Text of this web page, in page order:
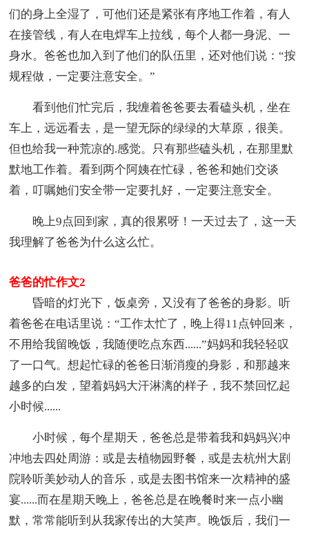
们的身上全湿了，可他们还是紧张有序地工作着，有人
在接管线，有人在电焊车上拉线，每个人都一身泥、一
身水。爸爸也加入到了他们的队伍里，还对他们说：“按
规程做，一定要注意安全。”
看到他们忙完后，我缠着爸爸要去看磕头机，坐在
车上，远远看去，是一望无际的绿绿的大草原，很美。
但也给我一种荒凉的.感觉。只有那些磕头机，在那里默
默地工作着。看到两个阿姨在忙碌，爸爸和她们交谈
着，叮嘱她们安全带一定要扎好，一定要注意安全。
晚上9点回到家，真的很累呀！一天过去了，这一天
我理解了爸爸为什么这么忙。
爸爸的忙作文2
昏暗的灯光下，饭桌旁，又没有了爸爸的身影。听
着爸爸在电话里说：“工作太忙了，晚上得11点钟回来，
不用给我留晚饭，我随便吃点东西......”妈妈和我轻轻叹
了一口气。想起忙碌的爸爸日渐消瘦的身影，和那越来
越多的白发，望着妈妈大汗淋漓的样子，我不禁回忆起
小时候......
小时候，每个星期天，爸爸总是带着我和妈妈兴冲
冲地去四处周游：或是去植物园野餐，或是去杭州大剧
院聆听美妙动人的音乐，或是去图书馆来一次精神的盛
宴......而在星期天晚上，爸爸总是在晚餐时来一点小幽
默，常常能听到从我家传出的大笑声。晚饭后，我们一